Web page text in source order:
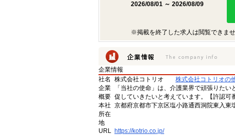
2026/08/01 ～ 2026/08/09
※掲載を終了した求人は閲覧できま
企業情報
社名
株式会社コトリオ
株式会社コトリオの
企業
概要
「当社の使命」は、介護業界で頑張りた
促していきたいと考えています。【許認
本社
所在
地
京都府京都市下京区塩小路通西洞院東入
URL https://kotrio.co.jp/